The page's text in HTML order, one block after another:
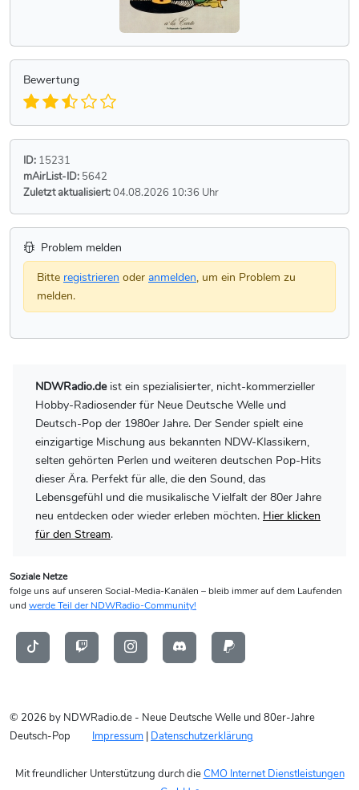
Bewertung
ID: 15231
mAirList-ID: 5642
Zuletzt aktualisiert:04.08.2026 10:36 Uhr
Problem melden
Bitte registrieren oder anmelden, um ein Problem zu
melden.
NDWRadio.deist ein spezialisierter, nicht-kommerzieller
Hobby-Radiosender für Neue Deutsche Welle und
Deutsch-Pop der 1980er Jahre. Der Sender spielt eine
einzigartige Mischung aus bekannten NDW-Klassikern,
selten gehörten Perlen und weiteren deutschen Pop-Hits
dieser Ära. Perfekt für alle, die den Sound, das
Lebensgefühl und die musikalische Vielfalt der 80er Jahre
neu entdecken oder wieder erleben möchten. Hier klicken
für den Stream.
Soziale Netze
folge uns auf unseren Social-Media-Kanälen – bleib immer auf dem Laufenden
und werde Teil der NDWRadio-Community!
© 2026 by NDWRadio.de - Neue Deutsche Welle und 80er-Jahre
Deutsch-Pop
Impressum | Datenschutzerklärung
Mit freundlicher Unterstützung durch dieCMO Internet Dienstleistungen